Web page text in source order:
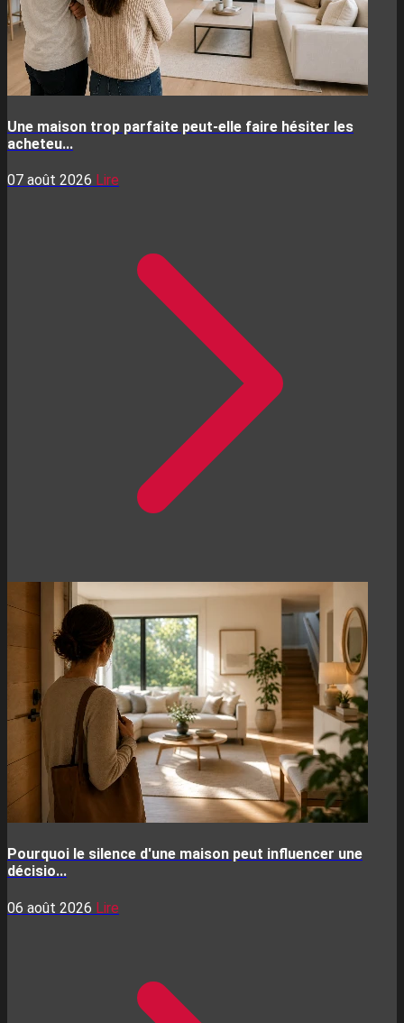
Une maison trop parfaite peut-elle faire hésiter les
acheteu...
07 août 2026 Lire
Pourquoi le silence d'une maison peut influencer une
décisio...
06 août 2026 Lire